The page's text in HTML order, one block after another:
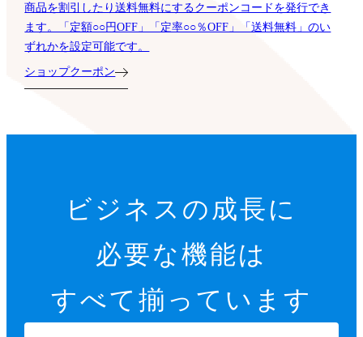
商品を割引したり送料無料にするクーポンコードを発行でき
ます。「定額○○円OFF」「定率○○％OFF」「送料無料」のい
ずれかを設定可能です。
ショップクーポン
ビジネスの成長に
必要な機能は
すべて揃っています